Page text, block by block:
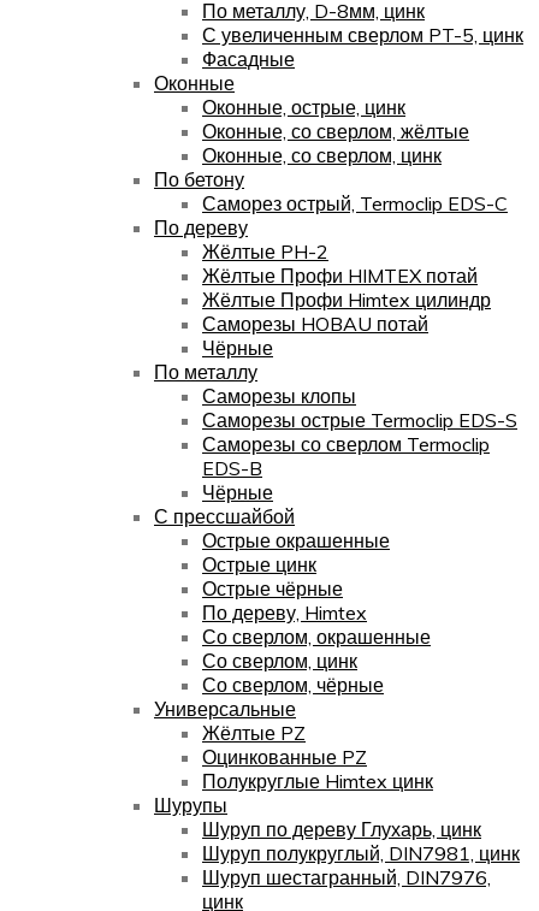
По металлу, D-8мм, цинк
С увеличенным сверлом PT-5, цинк
Фасадные
Оконные
Оконные, острые, цинк
Оконные, со сверлом, жёлтые
Оконные, со сверлом, цинк
По бетону
Саморез острый, Termoclip EDS-C
По дереву
Жёлтые PH-2
Жёлтые Профи HIMTEX потай
Жёлтые Профи Himtex цилиндр
Саморезы HOBAU потай
Чёрные
По металлу
Саморезы клопы
Саморезы острые Termoclip EDS-S
Саморезы со сверлом Termoclip
EDS-B
Чёрные
С прессшайбой
Острые окрашенные
Острые цинк
Острые чёрные
По дереву, Himtex
Со сверлом, окрашенные
Со сверлом, цинк
Со сверлом, чёрные
Универсальные
Жёлтые PZ
Оцинкованные PZ
Полукруглые Himtex цинк
Шурупы
Шуруп по дереву Глухарь, цинк
Шуруп полукруглый, DIN7981, цинк
Шуруп шестагранный, DIN7976,
цинк